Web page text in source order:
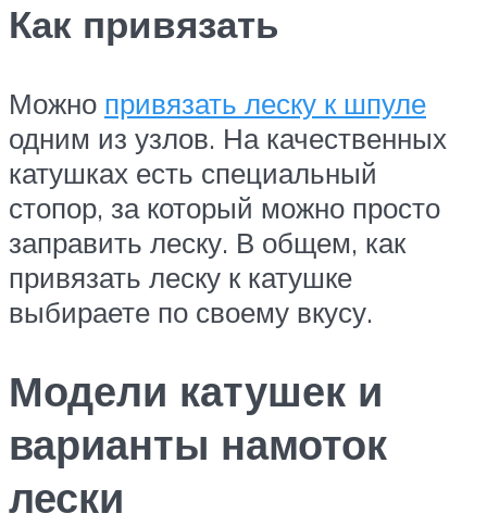
Как привязать
Можно привязать леску к шпуле
одним из узлов. На качественных
катушках есть специальный
стопор, за который можно просто
заправить леску. В общем, как
привязать леску к катушке
выбираете по своему вкусу.
Модели катушек и
варианты намоток
лески